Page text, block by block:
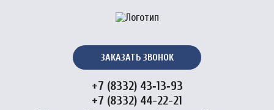
ЗАКАЗАТЬ ЗВОНОК
+7 (8332) 43‑13‑93
+7 (8332) 44-22-21